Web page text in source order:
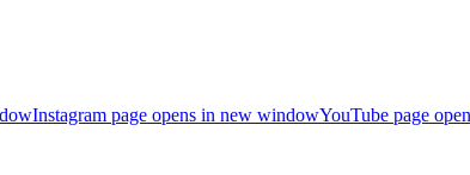
Instagram page opens in new windowYouTube page